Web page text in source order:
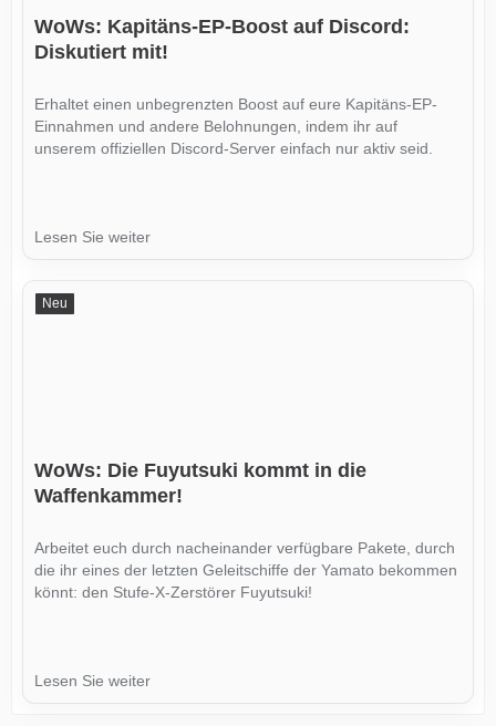
WoWs: Kapitäns-EP-Boost auf Discord:
Diskutiert mit!
Erhaltet einen unbegrenzten Boost auf eure Kapitäns-EP-
Einnahmen und andere Belohnungen, indem ihr auf
unserem offiziellen Discord-Server einfach nur aktiv seid.
Lesen Sie weiter
Neu
WoWs: Die Fuyutsuki kommt in die
Waffenkammer!
Arbeitet euch durch nacheinander verfügbare Pakete, durch
die ihr eines der letzten Geleitschiffe der Yamato bekommen
könnt: den Stufe-X-Zerstörer Fuyutsuki!
Lesen Sie weiter